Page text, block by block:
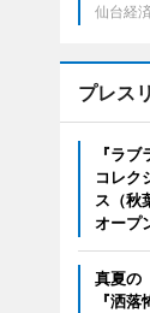
仙台経
プレス
『ラ
コレク
ス（秋
オープ
真夏の
『洒